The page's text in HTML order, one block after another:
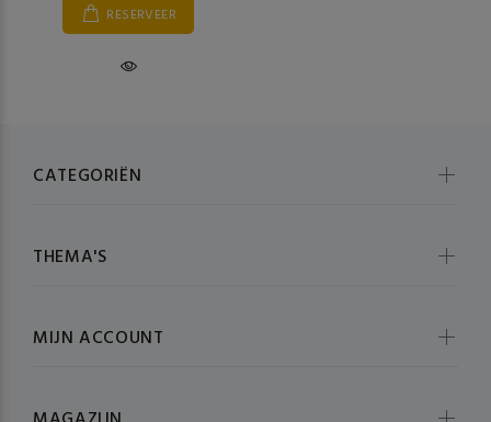
RESERVEER
CATEGORIËN
THEMA'S
MIJN ACCOUNT